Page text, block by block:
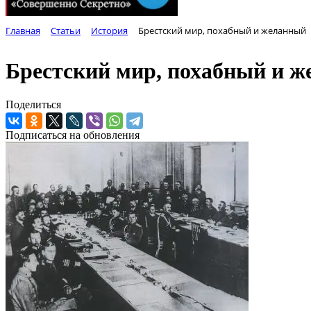
Главная Статьи История Брестский мир, похабный и желанный
Брестский мир, похабный и
Поделиться
Подписаться на обновления